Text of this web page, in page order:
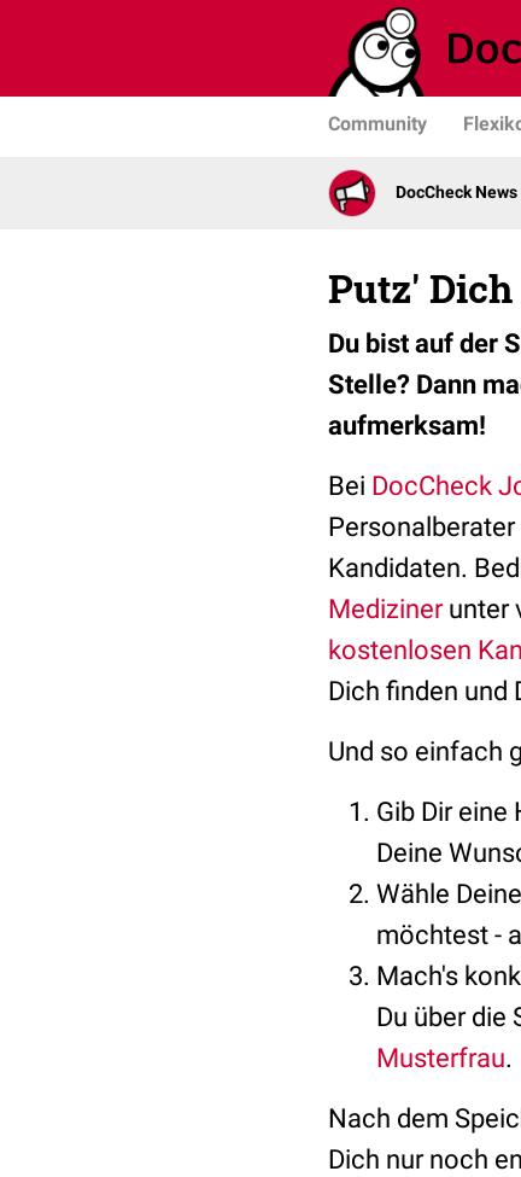
Community
DocCheck News
Putz'
Du bist auf der
Stelle? Dann
aufmerksam!
Bei DocCheck
Kandidaten.
Medizinerunter
kostenlosen
Dich finden und
Und so einfach
Gib Dir eine
Deine
Wähle
möchtest -
Mach's
Du über die
Musterfrau.
Nach dem
Dich nur noch